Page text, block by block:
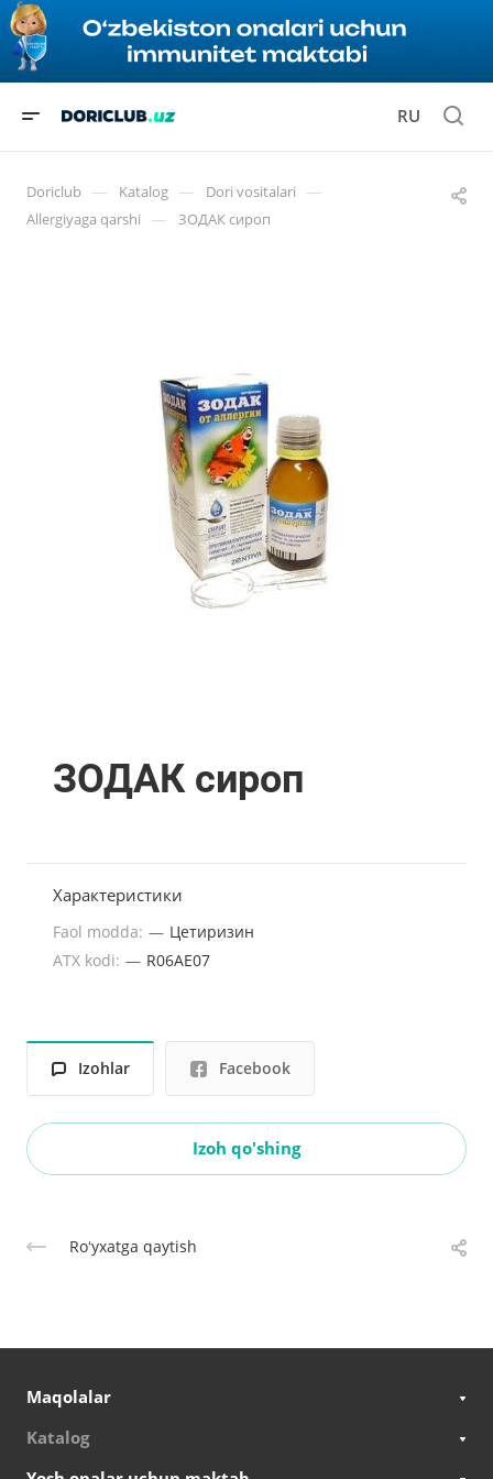
RU
Doriclub — Katalog — Dori vositalari —
Allergiyaga qarshi — ЗОДАК сироп
ЗОДАК сироп
Характеристики
Faol modda: — Цетиризин
ATX kodi: — R06AE07
Izohlar Facebook
Izoh qo'shing
Roʻyxatga qaytish
Maqolalar
Katalog